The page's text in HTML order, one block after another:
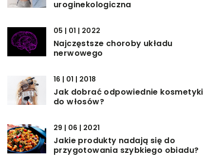
uroginekologiczna
05 | 01 | 2022
Najczęstsze choroby układu
nerwowego
16 | 01 | 2018
Jak dobrać odpowiednie kosmetyki
do włosów?
29 | 06 | 2021
Jakie produkty nadają się do
przygotowania szybkiego obiadu?